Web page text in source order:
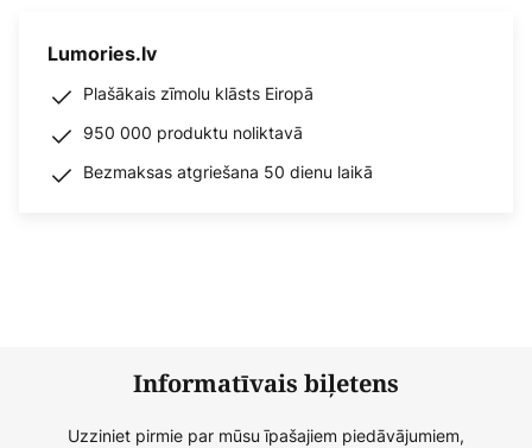
Lumories.lv
Plašākais zīmolu klāsts Eiropā
950 000 produktu noliktavā
Bezmaksas atgriešana 50 dienu laikā
Informatīvais biļetens
Uzziniet pirmie par mūsu īpašajiem piedāvājumiem,